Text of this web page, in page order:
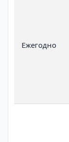
Ежегодно